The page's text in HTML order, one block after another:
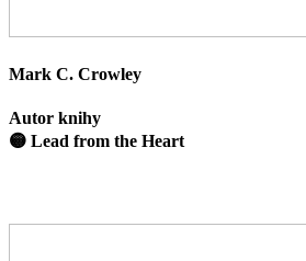
Mark C. Crowley
Autor knihy
🟡 Lead from the Heart